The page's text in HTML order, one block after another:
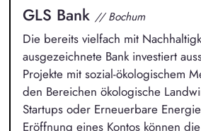
GLS Bank // Bochum
Die bereits vielfach mit
ausgezeichnete Bank investiert
Projekte mit sozial-ökologischem
den Bereichen ökologische
Startups oder Erneuerbare
Eröffnung eines Kontos können